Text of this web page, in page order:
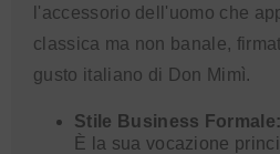
l'accessorio dell'uomo che
classica ma non banale,
gusto italiano di Don Mimì.
Stile Business Formale:
È la sua vocazione